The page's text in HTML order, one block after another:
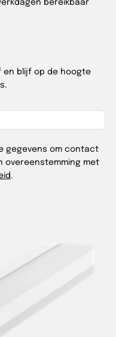
en blijf op de hoogte
gegevens om contact
overeenstemming met
.